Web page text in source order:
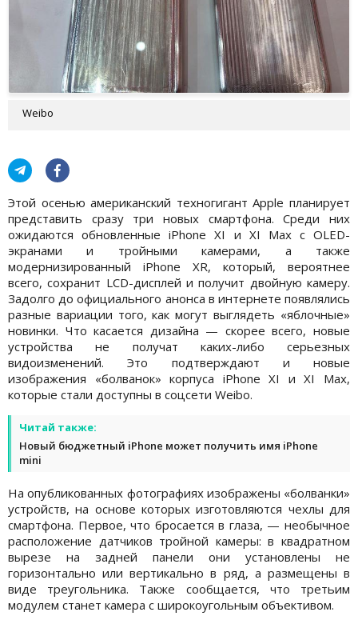
Weibo
Этой осенью американский техногигант Apple планирует
представить сразу три новых смартфона. Среди них
ожидаются обновленные iPhone XI и XI Max с OLED-
экранами и тройными камерами, а также
модернизированный iPhone XR, который, вероятнее
всего, сохранит LCD-дисплей и получит двойную камеру.
Задолго до официального анонса в интернете появлялись
разные вариации того, как могут выглядеть «яблочные»
новинки. Что касается дизайна — скорее всего, новые
устройства не получат каких-либо серьезных
видоизменений. Это подтверждают и новые
изображения «болванок» корпуса iPhone XI и XI Max,
которые стали доступны в соцсети Weibo.
Читай также:
Новый бюджетный iPhone может получить имя iPhone
mini
На опубликованных фотографиях изображены «болванки»
устройств, на основе которых изготовляются чехлы для
смартфона. Первое, что бросается в глаза, — необычное
расположение датчиков тройной камеры: в квадратном
вырезе на задней панели они установлены не
горизонтально или вертикально в ряд, а размещены в
виде треугольника. Также сообщается, что третьим
модулем станет камера с широкоугольным объективом.